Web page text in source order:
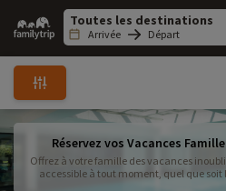
Family
trip
Arrivée Départ
Réservez vos Vacances
Offrez à votre famille des vacances
accessible à tout moment, quel que soit